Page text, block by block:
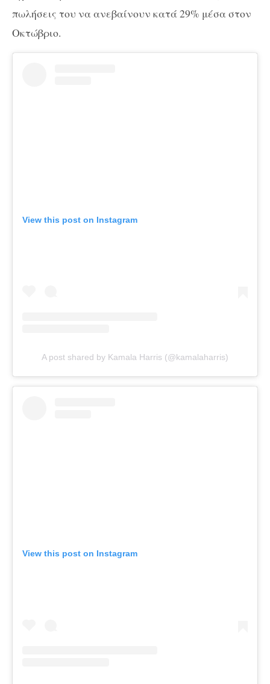
πωλήσεις του να ανεβαίνουν κατά 29% μέσα στον
Οκτώβριο.
View this post on Instagram
A post shared by Kamala Harris (@kamalaharris)
View this post on Instagram